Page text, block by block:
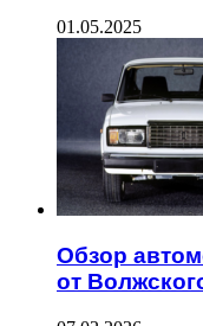
01.05.2025
Обзор
от